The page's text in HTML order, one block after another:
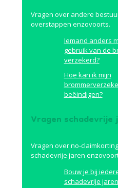
Vragen over andere
overstappen enzovoorts.
Iemand anders
gebruik van de
verzekerd?
Hoe kan ik mijn
beëindigen?
Vragen schadevrije
Vragen over no-
schadevrije jaren
Bouw je bij
schadevrije